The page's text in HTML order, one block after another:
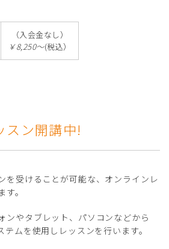
（入会金なし）
￥8,250～(税込）
スン開講中!
を受けることが可能な、オンラインレ
。
ンやタブレット、パソコンなどから
ムを使用しレッスンを行います。